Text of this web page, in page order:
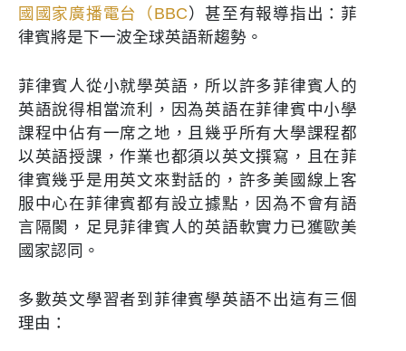
國國家廣播電台（BBC）甚至有報導指出：菲
律賓將是下一波全球英語新趨勢。
菲律賓人從小就學英語，所以許多菲律賓人的
英語說得相當流利，因為英語在菲律賓中小學
課程中佔有一席之地，且幾乎所有大學課程都
以英語授課，作業也都須以英文撰寫，且在菲
律賓幾乎是用英文來對話的，許多美國線上客
服中心在菲律賓都有設立據點，因為不會有語
言隔閡，足見菲律賓人的英語軟實力已獲歐美
國家認同。
多數英文學習者到菲律賓學英語不出這有三個
理由：